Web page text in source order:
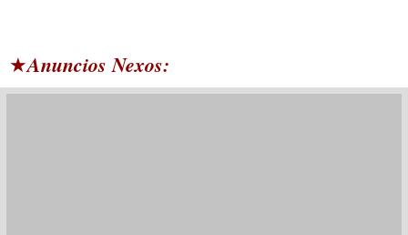
★Anuncios Nexos: